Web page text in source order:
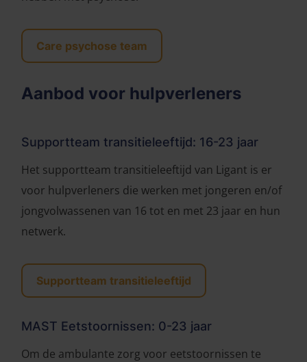
Care psychose team
Aanbod voor hulpverleners
Supportteam transitieleeftijd: 16-23 jaar
Het supportteam transitieleeftijd van Ligant is er
voor hulpverleners die werken met jongeren en/of
jongvolwassenen van 16 tot en met 23 jaar en hun
netwerk.
Supportteam transitieleeftijd
MAST Eetstoornissen: 0-23 jaar
Om de ambulante zorg voor eetstoornissen te